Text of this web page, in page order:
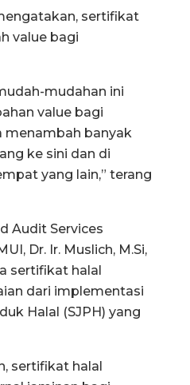
sertifikat
value bagi
mudahan ini
value bagi
menambah banyak
ke sini dan di
yang lain,” terang
Audit Services
Dr. Ir. Muslich, M.Si,
sertifikat halal
dari implementasi
Halal (SJPH) yang
sertifikat halal